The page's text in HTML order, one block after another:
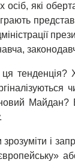
осіб, які
тенденція?
Майдан?
і